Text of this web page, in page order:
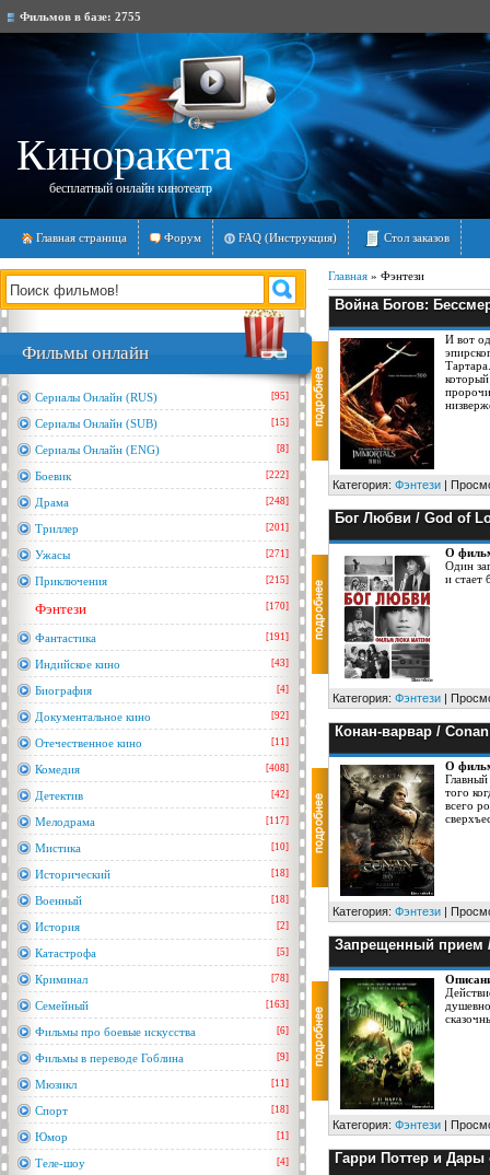
Фильмов в базе: 2755
Киноракета
бесплатный онлайн кинотеатр
Главная страница Форум FAQ (Инструкция) Стол заказов
Фильмы онлайн
Сериалы Онлайн (RUS) [95]
Сериалы Онлайн (SUB) [15]
Сериалы Онлайн (ENG) [8]
Боевик [222]
Драма [248]
Триллер [201]
Ужасы [271]
Приключения [215]
Фэнтези [170]
Фантастика [191]
Индийское кино [43]
Биография [4]
Документальное кино [92]
Отечественное кино [11]
Комедия [408]
Детектив [42]
Мелодрама [117]
Мистика [10]
Исторический [18]
Военный [18]
История [2]
Катастрофа [5]
Криминал [78]
Семейный [163]
Фильмы про боевые искусства [6]
Фильмы в переводе Гоблина [9]
Мюзикл [11]
Спорт [18]
Юмор [1]
Теле-шоу [4]
Главная » Фэнтези
Война Богов:
И вот
Категория: Фэнтези |
Бог Любви / God of
О
Один
и стает
Категория: Фэнтези |
Конан-варвар /
О
того
всего
Категория: Фэнтези |
Запрещенный прием
Категория: Фэнтези |
Гарри Поттер и Дары